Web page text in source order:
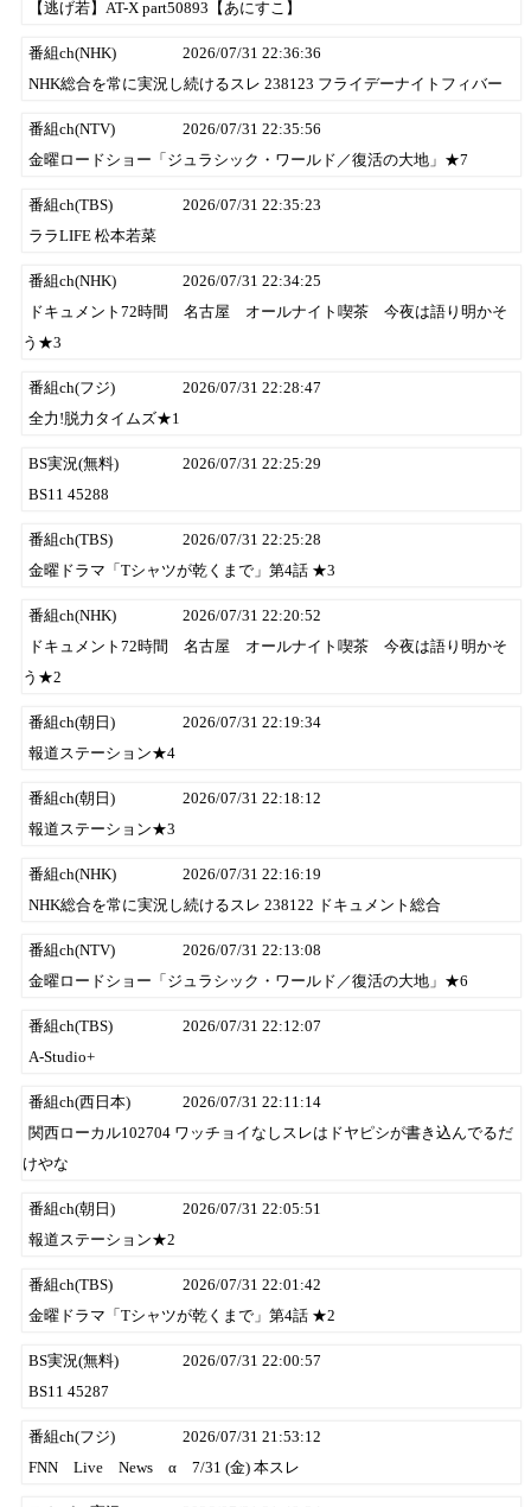
【逃げ若】AT-X part50893【あにすこ】
番組ch(NHK)
2026/07/31 22:36:36
NHK総合を常に実況し続けるスレ 238123 フライデーナイトフィバー
番組ch(NTV)
2026/07/31 22:35:56
金曜ロードショー「ジュラシック・ワールド／復活の大地」★7
番組ch(TBS)
2026/07/31 22:35:23
ララLIFE 松本若菜
番組ch(NHK)
2026/07/31 22:34:25
ドキュメント72時間 名古屋 オールナイト喫茶 今夜は語り明かそ
う★3
番組ch(フジ)
2026/07/31 22:28:47
全力!脱力タイムズ★1
BS実況(無料)
2026/07/31 22:25:29
BS11 45288
番組ch(TBS)
2026/07/31 22:25:28
金曜ドラマ「Tシャツが乾くまで」第4話 ★3
番組ch(NHK)
2026/07/31 22:20:52
ドキュメント72時間 名古屋 オールナイト喫茶 今夜は語り明かそ
う★2
番組ch(朝日)
2026/07/31 22:19:34
報道ステーション★4
番組ch(朝日)
2026/07/31 22:18:12
報道ステーション★3
番組ch(NHK)
2026/07/31 22:16:19
NHK総合を常に実況し続けるスレ 238122 ドキュメント総合
番組ch(NTV)
2026/07/31 22:13:08
金曜ロードショー「ジュラシック・ワールド／復活の大地」★6
番組ch(TBS)
2026/07/31 22:12:07
A-Studio+
番組ch(西日本)
2026/07/31 22:11:14
関西ローカル102704 ワッチョイなしスレはドヤピシが書き込んでるだ
けやな
番組ch(朝日)
2026/07/31 22:05:51
報道ステーション★2
番組ch(TBS)
2026/07/31 22:01:42
金曜ドラマ「Tシャツが乾くまで」第4話 ★2
BS実況(無料)
2026/07/31 22:00:57
BS11 45287
番組ch(フジ)
2026/07/31 21:53:12
FNN Live News α 7/31 (金) 本スレ